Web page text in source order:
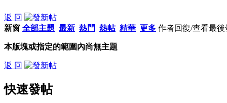
返 回
新窗 全部主題 最新 熱門 熱帖 精華 更多 作者回復/查看最後
本版塊或指定的範圍內尚無主題
返 回
快速發帖